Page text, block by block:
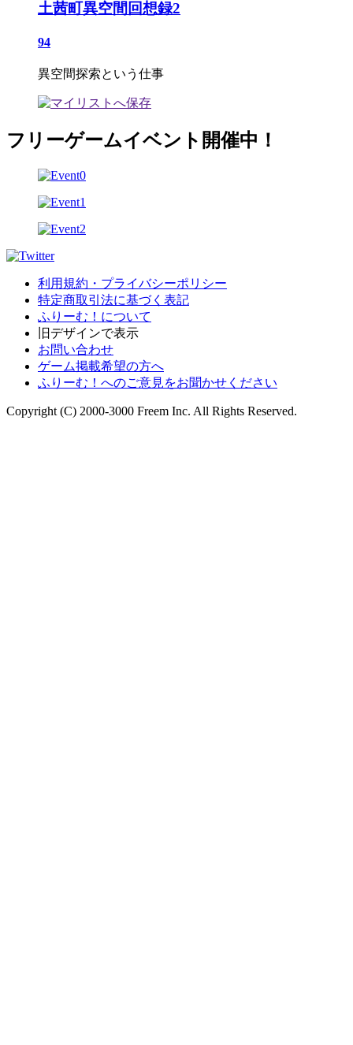
土茜町異空間回想録2
94
異空間探索という仕事
フリーゲームイベント開催中！
利用規約・プライバシーポリシー
特定商取引法に基づく表記
ふりーむ！について
旧デザインで表示
お問い合わせ
ゲーム掲載希望の方へ
ふりーむ！へのご意見をお聞かせください
Copyright (C) 2000-3000 Freem Inc. All Rights Reserved.